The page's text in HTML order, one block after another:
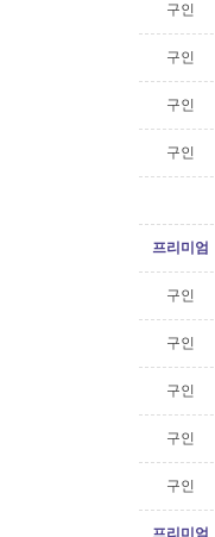
구인
구인
구인
구인
프리미엄
구인
구인
구인
구인
구인
프리미엄